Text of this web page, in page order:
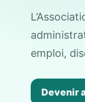
emploi,
Devenir